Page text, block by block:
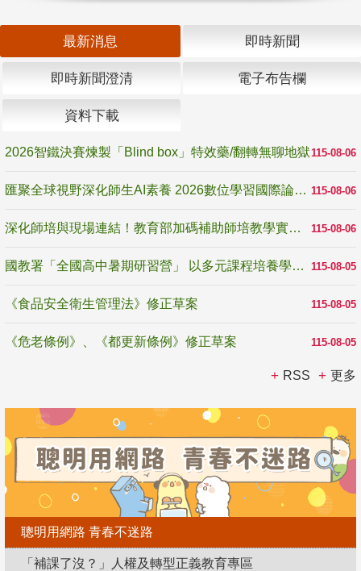
最新消息 即時新聞
即時新聞澄清 電子布告欄
資料下載
115-08-06
2026智鐵決賽煉製「Blind box」特效藥/翻轉無聊地獄
115-08-06
匯聚全球視野深化師生AI素養 2026數位學習國際論壇高雄登場
115-08-06
深化師培與現場連結！教育部加碼補助師培教學實踐研究 10月師培國際研討會交流教學實踐經驗
115-08-05
國教署「全國高中暑期研習營」 以多元課程培養學生瞭解誠信專業與倫理價值
115-08-05
《食品安全衛生管理法》修正草案
115-08-05
《危老條例》、《都更新條例》修正草案
RSS 更多
聰明用網路 青春不迷路
「補課了沒？」人權及轉型正義教育專區